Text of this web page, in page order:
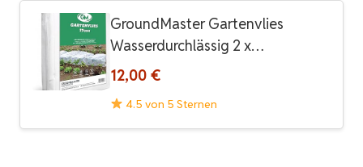
GroundMaster Gartenvlies
Wasserdurchlässig 2 x…
12,00 €
4.5 von 5 Sternen